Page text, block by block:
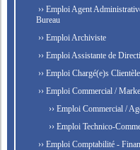
›› Emploi Agent
Bureau
›› Emploi Archiviste
›› Emploi Assistante de
›› Emploi Chargé(e)s
›› Emploi Commercial /
›› Emploi Commercial /
›› Emploi Technico-
›› Emploi Comptabilité -